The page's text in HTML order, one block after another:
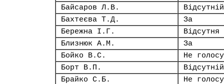
Байсаров Л.В.
Відсутній
Бахтеєва Т.Д.
За
Бережна І.Г.
Відсутня
Близнюк А.М.
За
Бойко В.С.
Не
Борт В.П.
Відсутній
Брайко С.Б.
Не